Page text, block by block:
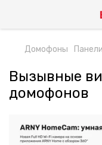
Домофоны
Вызывные
домофонов